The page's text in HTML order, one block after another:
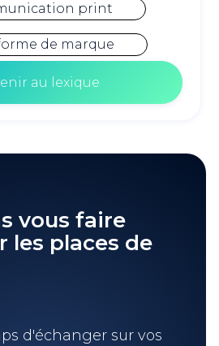
print
de marque
au lexique
vous faire
les places de
d'échanger sur vos